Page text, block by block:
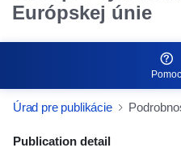
Európskej únie
Pomoc
Úrad pre publikácie
Publication Detail
Publication detail